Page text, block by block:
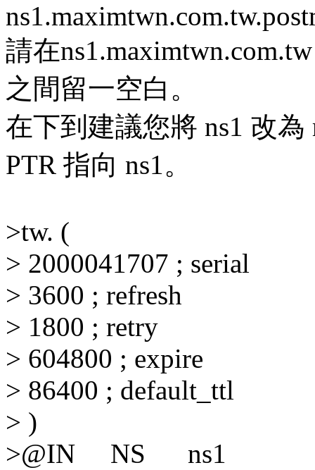
請在
之間留一空白。
在下到建議您將 ns1 改
PTR 指向 ns1。
>tw. (
> 2000041707 ; serial
> 3600 ; refresh
> 1800 ; retry
> 604800 ; expire
> 86400 ; default_ttl
> )
>@IN NS ns1